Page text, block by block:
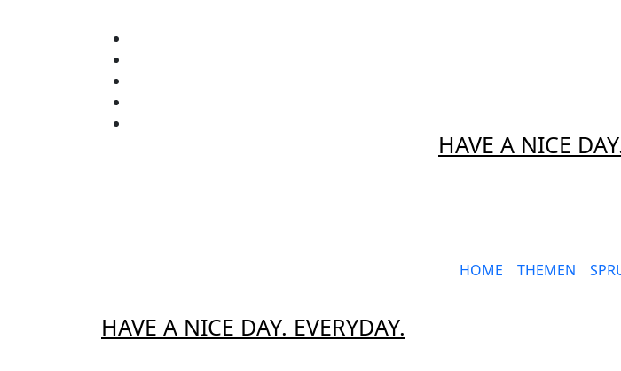
HAVE A NICE
HAVE A NICE DAY. EVERYDAY.
HOME THEMEN